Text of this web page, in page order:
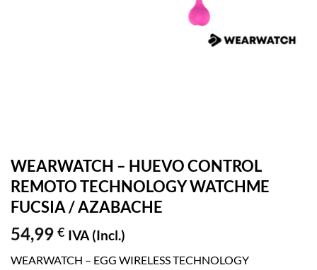
WEARWATCH – HUEVO CONTROL
REMOTO TECHNOLOGY WATCHME
FUCSIA / AZABACHE
54,99 € IVA (Incl.)
WEARWATCH – EGG WIRELESS TECHNOLOGY